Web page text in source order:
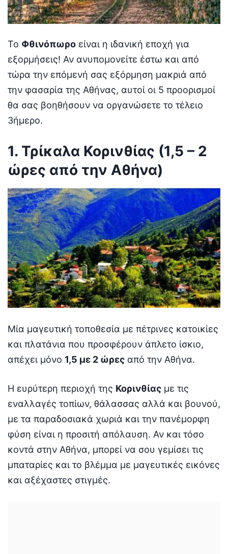
Το Φθινόπωρο είναι η ιδανική εποχή για
εξορμήσεις! Αν ανυπομονείτε έστω και από
τώρα την επόμενή σας εξόρμηση μακριά από
την φασαρία της Αθήνας, αυτοί οι 5 προορισμοί
θα σας βοηθήσουν να οργανώσετε το τέλειο
3ήμερο.
1. Τρίκαλα Κορινθίας (1,5 – 2
ώρες από την Αθήνα)
Μία μαγευτική τοποθεσία με πέτρινες κατοικίες
και πλατάνια που προσφέρουν άπλετο ίσκιο,
απέχει μόνο 1,5 με 2 ώρες από την Αθήνα.
Η ευρύτερη περιοχή της Κορινθίας με τις
εναλλαγές τοπίων, θάλασσας αλλά και βουνού,
με τα παραδοσιακά χωριά και την πανέμορφη
φύση είναι η προσιτή απόλαυση. Αν και τόσο
κοντά στην Αθήνα, μπορεί να σου γεμίσει τις
μπαταρίες και το βλέμμα με μαγευτικές εικόνες
και αξέχαστες στιγμές.